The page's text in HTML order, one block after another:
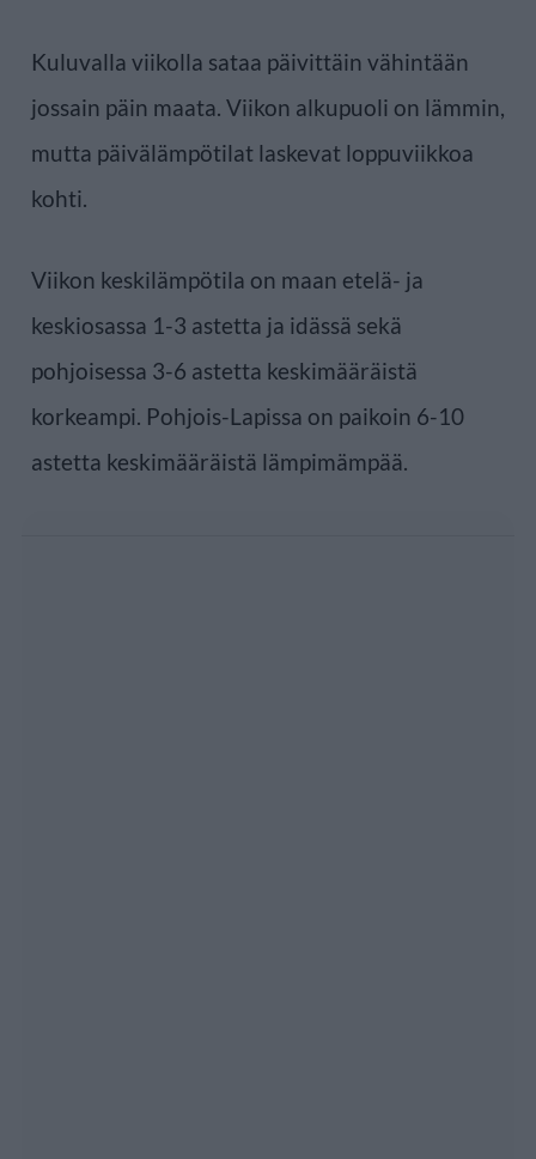
Kuluvalla viikolla sataa päivittäin vähintään
jossain päin maata. Viikon alkupuoli on lämmin,
mutta päivälämpötilat laskevat loppuviikkoa
kohti.
Viikon keskilämpötila on maan etelä- ja
keskiosassa 1-3 astetta ja idässä sekä
pohjoisessa 3-6 astetta keskimääräistä
korkeampi. Pohjois-Lapissa on paikoin 6-10
astetta keskimääräistä lämpimämpää.